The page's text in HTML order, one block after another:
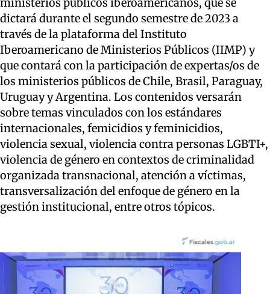
ministerios públicos iberoamericanos, que se
dictará durante el segundo semestre de 2023 a
través de la plataforma del Instituto
Iberoamericano de Ministerios Públicos (IIMP) y
que contará con la participación de expertas/os de
los ministerios públicos de Chile, Brasil, Paraguay,
Uruguay y Argentina. Los contenidos versarán
sobre temas vinculados con los estándares
internacionales, femicidios y feminicidios,
violencia sexual, violencia contra personas LGBTI+,
violencia de género en contextos de criminalidad
organizada transnacional, atención a víctimas,
transversalización del enfoque de género en la
gestión institucional, entre otros tópicos.